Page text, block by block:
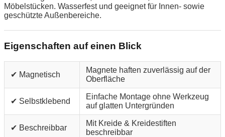
Möbelstücken. Wasserfest und geeignet für Innen- sowie
geschützte Außenbereiche.
Eigenschaften auf einen Blick
✔ Magnetisch
Magnete haften zuverlässig auf der
Oberfläche
✔ Selbstklebend
Einfache Montage ohne Werkzeug
auf glatten Untergründen
✔ Beschreibbar
Mit Kreide & Kreidestiften
beschreibbar